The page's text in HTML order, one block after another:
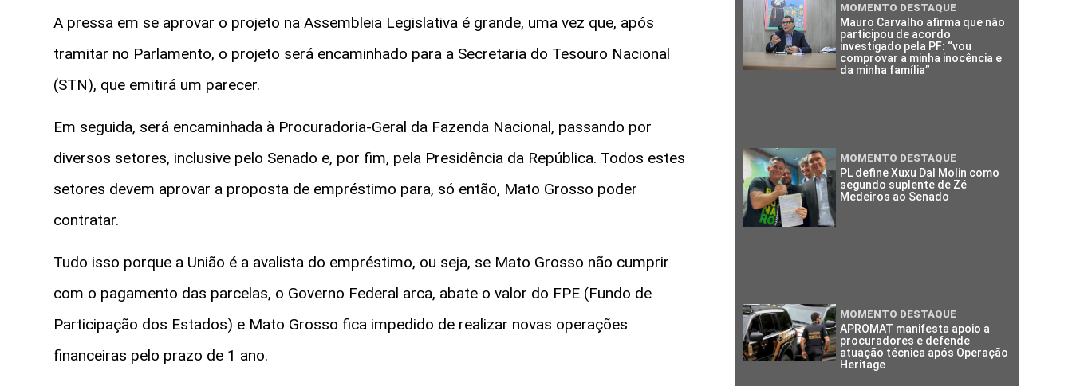
A pressa em se aprovar o projeto na Assembleia Legislativa é grande, uma vez que, após
tramitar no Parlamento, o projeto será encaminhado para a Secretaria do Tesouro Nacional
(STN), que emitirá um parecer.
Em seguida, será encaminhada à Procuradoria-Geral da Fazenda Nacional, passando por
diversos setores, inclusive pelo Senado e, por fim, pela Presidência da República. Todos estes
setores devem aprovar a proposta de empréstimo para, só então, Mato Grosso poder
contratar.
Tudo isso porque a União é a avalista do empréstimo, ou seja, se Mato Grosso não cumprir
com o pagamento das parcelas, o Governo Federal arca, abate o valor do FPE (Fundo de
Participação dos Estados) e Mato Grosso fica impedido de realizar novas operações
financeiras pelo prazo de 1 ano.
MOMENTO DESTAQUE
Mauro Carvalho afirma que não
participou de acordo
investigado pela PF: “vou
comprovar a minha inocência e
da minha família”
MOMENTO DESTAQUE
PL define Xuxu Dal Molin como
segundo suplente de Zé
Medeiros ao Senado
MOMENTO DESTAQUE
APROMAT manifesta apoio a
procuradores e defende
atuação técnica após Operação
Heritage